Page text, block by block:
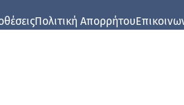
Πολιτική Απορρήτου